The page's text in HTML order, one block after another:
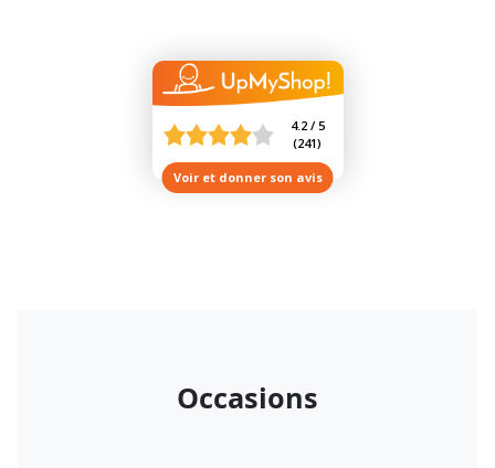
4.2 / 5
(241)
Voir et donner son avis
Occasions